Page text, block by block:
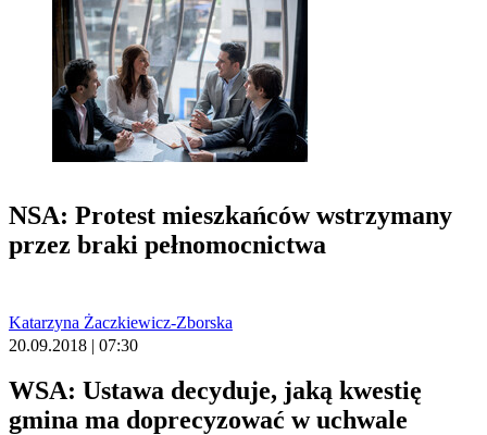
NSA: Protest mieszkańców wstrzymany
przez braki pełnomocnictwa
Katarzyna Żaczkiewicz-Zborska
20.09.2018 | 07:30
WSA: Ustawa decyduje, jaką kwestię
gmina ma doprecyzować w uchwale